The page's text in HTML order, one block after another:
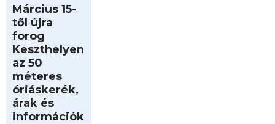
Március 15-
től újra
forog
Keszthelyen
az 50
méteres
óriáskerék,
árak és
információk